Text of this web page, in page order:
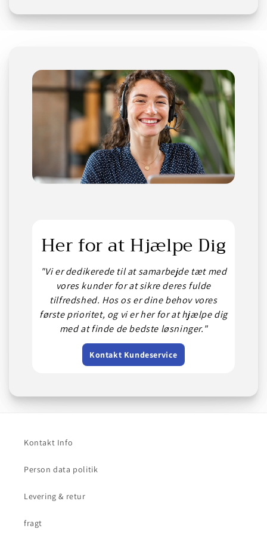
Her for at Hjælpe Dig
"Vi er dedikerede til at samarbejde tæt med
vores kunder for at sikre deres fulde
tilfredshed. Hos os er dine behov vores
første prioritet, og vi er her for at hjælpe dig
med at finde de bedste løsninger."
Kontakt Kundeservice
Kontakt Info
Person data politik
Levering & retur
fragt